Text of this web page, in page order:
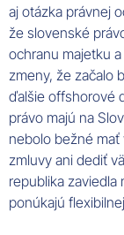
aj otázka právnej
že slovenské
ochranu majetku
zmeny, že začalo
ďalšie offshorové
právo majú na
nebolo bežné mať
zmluvy ani dediť
republika
ponúkajú